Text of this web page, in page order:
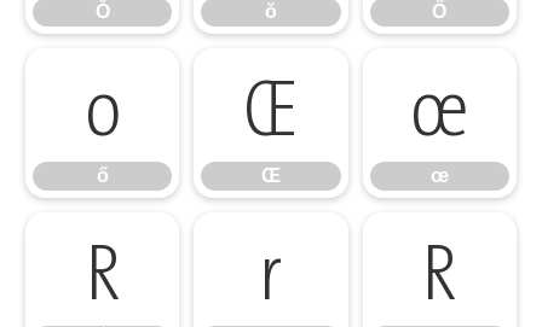
Ŏ ŏ Ő
ő
ő
Œ
Œ
œ
œ
Ŕ ŕ Ŗ